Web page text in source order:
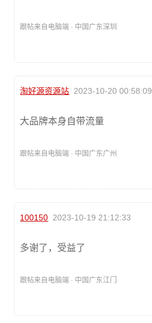
跟帖来自电脑端 · 中国广东深圳
淘好源资源站 2023-10-20 00:58:09
大品牌本身自带流量
跟帖来自电脑端 · 中国广东广州
100150 2023-10-19 21:12:33
多谢了，受益了
跟帖来自电脑端 · 中国广东江门